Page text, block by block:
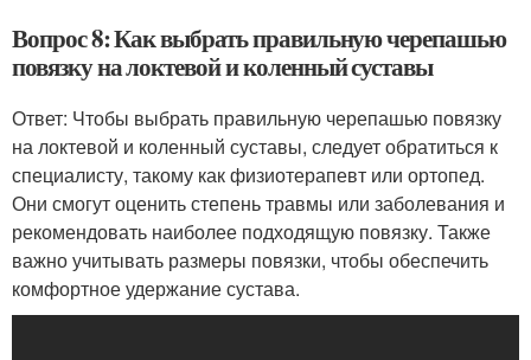
Вопрос 8: Как выбрать правильную черепашью
повязку на локтевой и коленный суставы
Ответ: Чтобы выбрать правильную черепашью повязку
на локтевой и коленный суставы, следует обратиться к
специалисту, такому как физиотерапевт или ортопед.
Они смогут оценить степень травмы или заболевания и
рекомендовать наиболее подходящую повязку. Также
важно учитывать размеры повязки, чтобы обеспечить
комфортное удержание сустава.